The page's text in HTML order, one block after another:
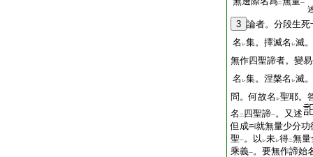
二 一
3 論者。分段生死
名 レ集。擇滅名 レ滅
無作四聖諦者。變
名 レ集。涅槃名 レ滅
問。何故名 レ聖耶。
名 二 四聖諦一。又述
但成
就無量少分功
聖一。以 レ未レ得二無量
乘義一。要無作諦始